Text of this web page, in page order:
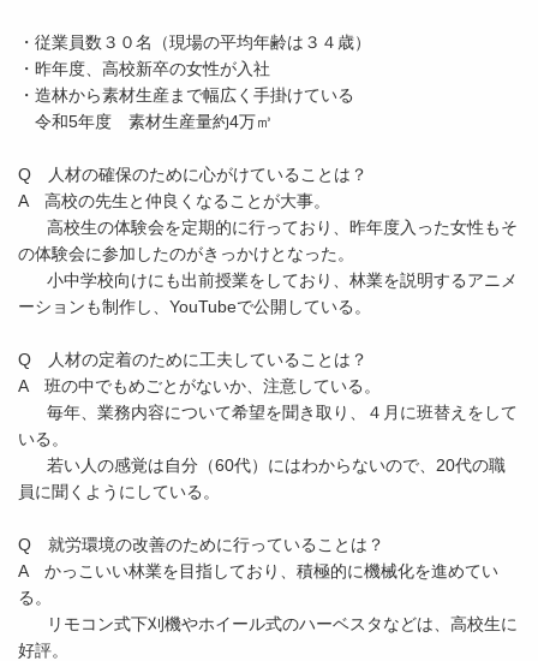
・従業員数３０名（現場の平均年齢は３４歳）
・昨年度、高校新卒の女性が入社
・造林から素材生産まで幅広く手掛けている
令和5年度 素材生産量約4万㎥
Q 人材の確保のために心がけていることは？
A 高校の先生と仲良くなることが大事。
高校生の体験会を定期的に行っており、昨年度入った女性もそ
の体験会に参加したのがきっかけとなった。
小中学校向けにも出前授業をしており、林業を説明するアニメ
ーションも制作し、YouTubeで公開している。
Q 人材の定着のために工夫していることは？
A 班の中でもめごとがないか、注意している。
毎年、業務内容について希望を聞き取り、４月に班替えをして
いる。
若い人の感覚は自分（60代）にはわからないので、20代の職
員に聞くようにしている。
Q 就労環境の改善のために行っていることは？
A かっこいい林業を目指しており、積極的に機械化を進めてい
る。
リモコン式下刈機やホイール式のハーベスタなどは、高校生に
好評。